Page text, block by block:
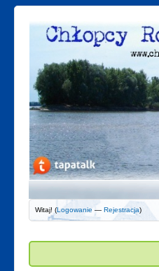
Witaj! (Logowanie —Rejestracja)